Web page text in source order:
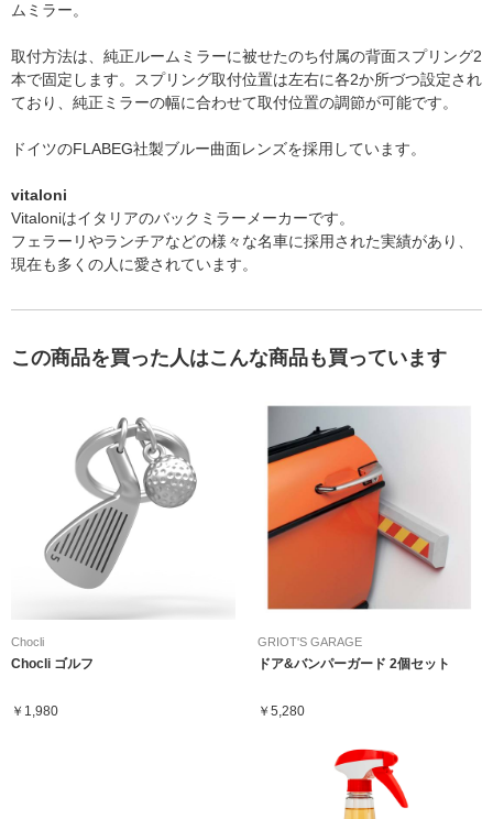
ムミラー。
取付方法は、純正ルームミラーに被せたのち付属の背面スプリング2
本で固定します。スプリング取付位置は左右に各2か所づつ設定され
ており、純正ミラーの幅に合わせて取付位置の調節が可能です。
ドイツのFLABEG社製ブルー曲面レンズを採用しています。
vitaloni
Vitaloniはイタリアのバックミラーメーカーです。
フェラーリやランチアなどの様々な名車に採用された実績があり、
現在も多くの人に愛されています。
この商品を買った人はこんな商品も買っています
Chocli
Chocli ゴルフ
￥1,980
GRIOT'S GARAGE
ドア&バンパーガード 2個セット
￥5,280